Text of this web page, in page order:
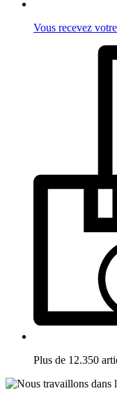
Vous recevez
Plus de 12.350